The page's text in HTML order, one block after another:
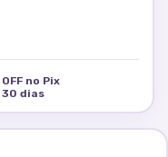
no Pix
30 dias